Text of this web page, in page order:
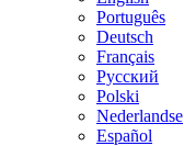
Português
Deutsch
Français
Русский
Polski
Nederlandse
Español